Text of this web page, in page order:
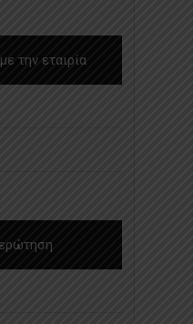
την εταιρία